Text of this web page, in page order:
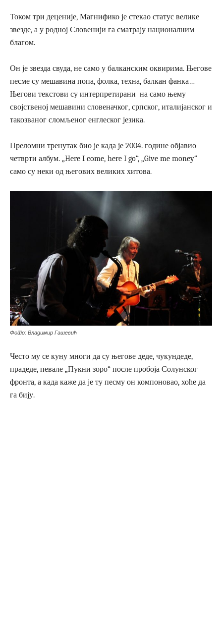
Током три деценије, Магнифико је стекао статус велике
звезде, а у родној Словенији га сматрају националним
благом.
Он је звезда свуда, не само у балканским оквирима. Његове
песме су мешавина попа, фолка, техна, балкан фанка…
Његови текстови су интерпретирани на само њему
својственој мешавини словеначког, српског, италијанског и
такозваног сломљеног енглеског језика.
Преломни тренутак био је када је 2004. године објавио
четврти албум. „Here I come, here I go“, „Give me money“
само су неки од његових великих хитова.
Фото: Владимир Гашевић
Често му се куну многи да су његове деде, чукундеде,
прадеде, певале „Пукни зоро“ после пробоја Солунског
фронта, а када каже да је ту песму он компоновао, хоће да
га бију.